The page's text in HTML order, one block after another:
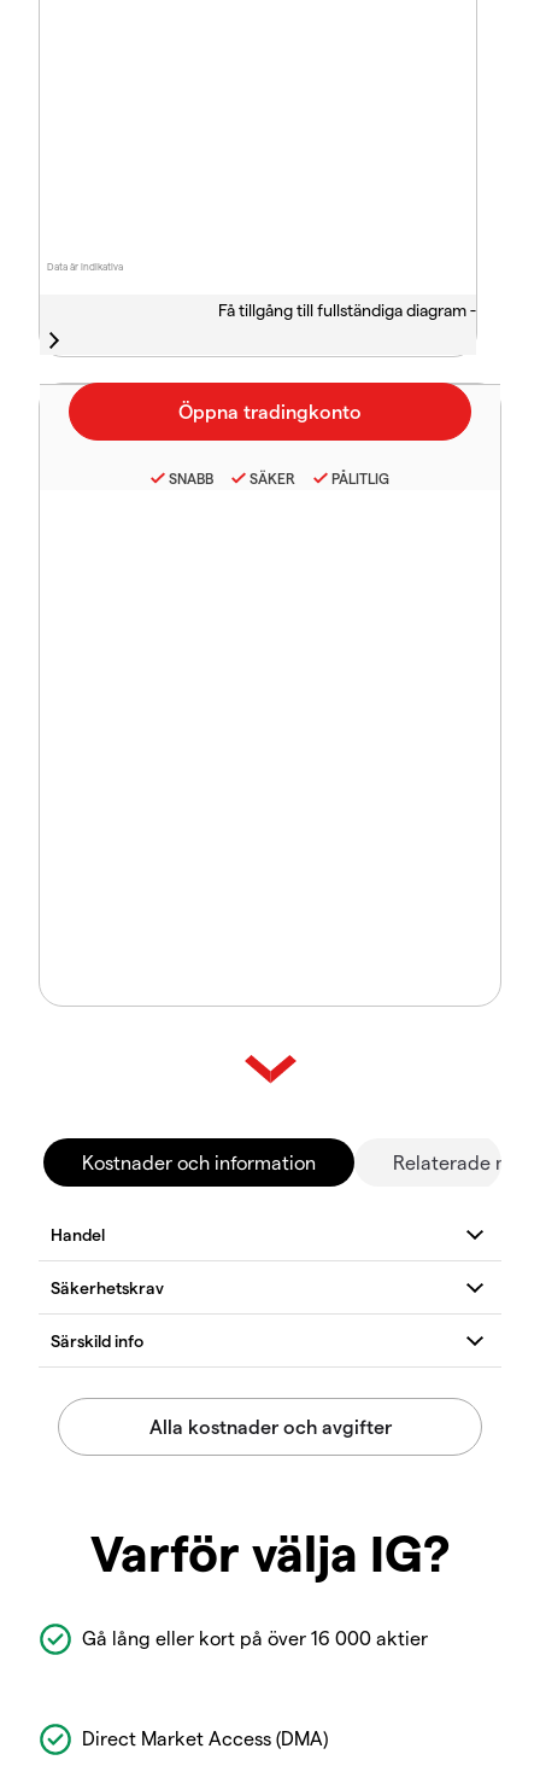
Data är indikativa
Få tillgång till fullständiga diagram -
SNABB SÄKER PÅLITLIG
Kostnader och information Relaterade
Varför välja IG?
Gå lång eller kort på över 16 000 aktier
Direct Market Access (DMA)